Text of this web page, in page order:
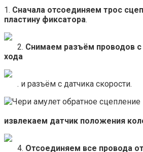
1. Сначала отсоединяем трос
пластину фиксатора.
2. Снимаем разъём проводов с
хода
. и разъём с датчика скорости.
извлекаем датчик положения
4. Отсоединяем все провода